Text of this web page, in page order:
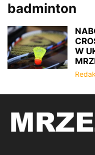
badminton
W